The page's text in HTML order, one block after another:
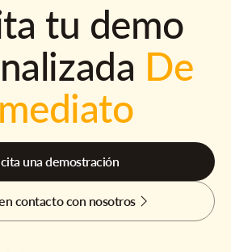
tu demo
De
una demostración
contacto con nosotros